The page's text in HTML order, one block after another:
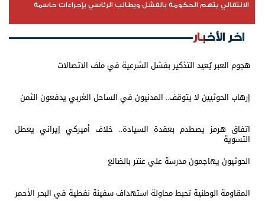
الانتقالي يتهم الحكومة بالفشل ويطالب الرئاسي بإجراءات حاسمة
اخر الأخبار
هجوم العبر يُعيد التذكير بفشل الشرعية في ملف الاتصالات
إرهاب الحوثيين لا يتوقف.. المدنيون في الساحل الغربي يدفعون الثمن
اتفاق هرمز يصطدم بعقدة السيادة.. خلاف أميركي إيراني يعطل
التسوية
الحوثيون يهاجمون مدرسة علي عنتر بالضالع
المقاومة الوطنية تحبط محاولة استهداف سفينة نفطية في البحر الأحمر